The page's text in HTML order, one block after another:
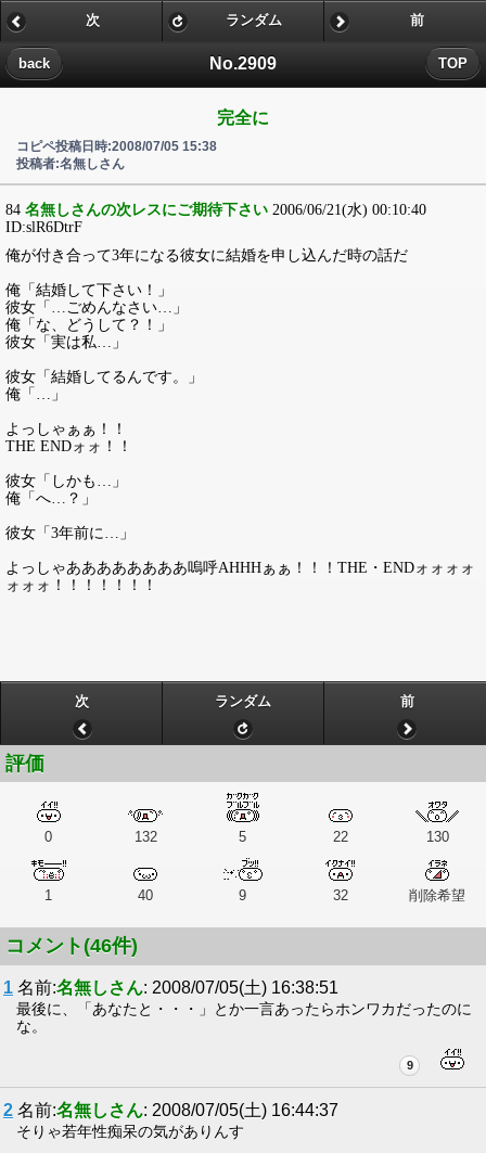
No.2909
back TOP
次 ランダム 前
完全に
コピペ投稿日時:2008/07/05 15:38
投稿者:名無しさん
84 名無しさんの次レスにご期待下さい 2006/06/21(水) 00:10:40
ID:slR6DtrF
俺が付き合って3年になる彼女に結婚を申し込んだ時の話だ
俺「結婚して下さい！」
彼女「…ごめんなさい…」
俺「な、どうして？！」
彼女「実は私…」
彼女「結婚してるんです。」
俺「…」
よっしゃぁぁ！！
THE ENDォォ！！
彼女「しかも…」
俺「へ…？」
彼女「3年前に…」
よっしゃああああああああ嗚呼AHHHぁぁ！！！THE・ENDォォォォ
ォォォ！！！！！！！
次 ランダム 前
評価
0 132 5 22 130
1 40 9 32 削除希望
コメント(46件)
1 名前:名無しさん: 2008/07/05(土) 16:38:51
最後に、「あなたと・・・」とか一言あったらホンワカだったのに
な。
9
2 名前:名無しさん: 2008/07/05(土) 16:44:37
そりゃ若年性痴呆の気がありんす